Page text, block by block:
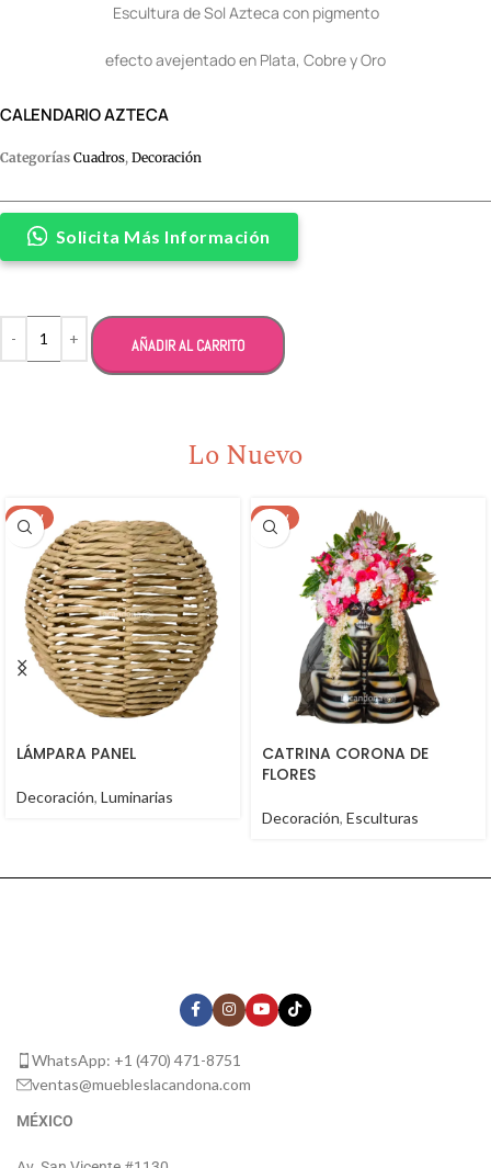
Escultura de Sol Azteca con pigmento
efecto avejentado en Plata, Cobre y Oro
CALENDARIO AZTECA
Categorías Cuadros, Decoración
Solicita Más Información
AÑADIR AL CARRITO
Lo Nuevo
NEW
LÁMPARA PANEL
Decoración, Luminarias
NEW
CATRINA CORONA DE
FLORES
Decoración, Esculturas
WhatsApp: +1 (470) 471-8751
ventas@muebleslacandona.com
MÉXICO